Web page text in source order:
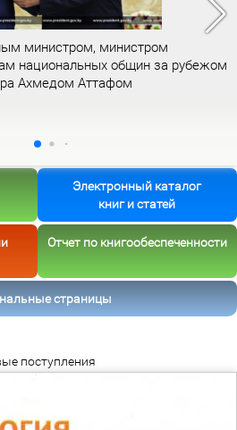
министром, министром
национальных общин за рубежом
Ахмедом Аттафом
Электронный каталог
книг и статей
Отчет по книгообеспеченности
страницы
поступления